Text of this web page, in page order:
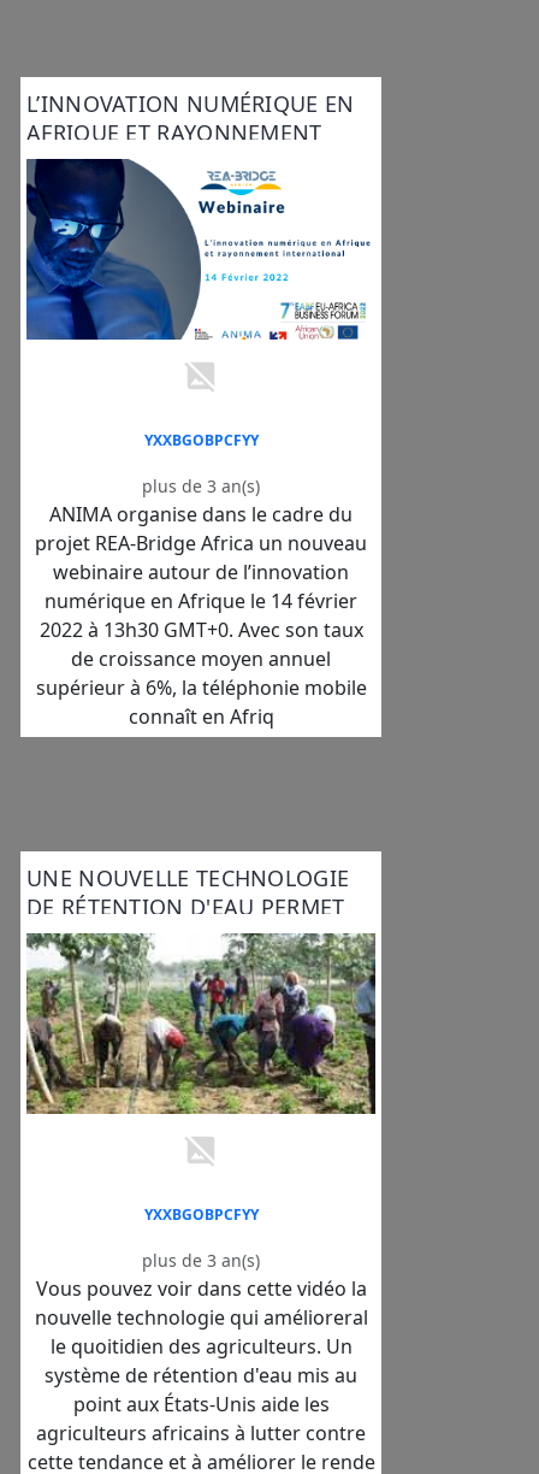
L’INNOVATION NUMÉRIQUE EN
AFRIQUE ET RAYONNEMENT
INTERNATIONAL
YXXBGOBPCFYY
plus de 3 an(s)
ANIMA organise dans le cadre du
projet REA-Bridge Africa un nouveau
webinaire autour de l’innovation
numérique en Afrique le 14 février
2022 à 13h30 GMT+0. Avec son taux
de croissance moyen annuel
supérieur à 6%, la téléphonie mobile
connaît en Afriq
UNE NOUVELLE TECHNOLOGIE
DE RÉTENTION D'EAU PERMET
D'IRRIGUER DES ZONES ARIDES
YXXBGOBPCFYY
plus de 3 an(s)
Vous pouvez voir dans cette vidéo la
nouvelle technologie qui amélioreral
le quoitidien des agriculteurs. Un
système de rétention d'eau mis au
point aux États-Unis aide les
agriculteurs africains à lutter contre
cette tendance et à améliorer le rende